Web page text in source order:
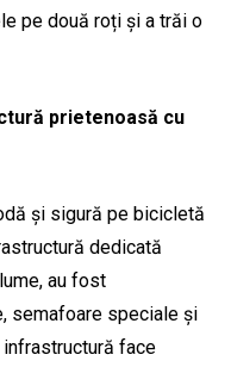
pe două roți și a trăi o
prietenoasă cu
și sigură pe bicicletă
dedicată
au fost
semafoare speciale și
face